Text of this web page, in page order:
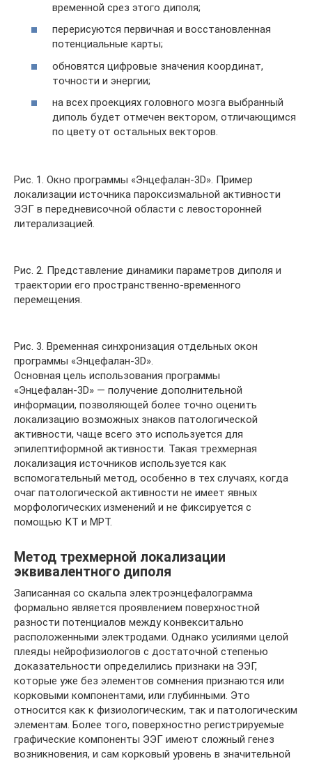
временной срез этого диполя;
перерисуются первичная и восстановленная
потенциальные карты;
обновятся цифровые значения координат,
точности и энергии;
на всех проекциях головного мозга выбранный
диполь будет отмечен вектором, отличающимся
по цвету от остальных векторов.
Рис. 1. Окно программы «Энцефалан-3D». Пример
локализации источника пароксизмальной активности
ЭЭГ в передневисочной области с левосторонней
литерализацией.
Рис. 2. Представление динамики параметров диполя и
траектории его пространственно-временного
перемещения.
Рис. 3. Временная синхронизация отдельных окон
программы «Энцефалан-3D».
Основная цель использования программы
«Энцефалан-3D» — получение дополнительной
информации, позволяющей более точно оценить
локализацию возможных знаков патологической
активности, чаще всего это используется для
эпилептиформной активности. Такая трехмерная
локализация источников используется как
вспомогательный метод, особенно в тех случаях, когда
очаг патологической активности не имеет явных
морфологических изменений и не фиксируется с
помощью КТ и МРТ.
Метод трехмерной локализации
эквивалентного диполя
Записанная со скальпа электроэнцефалограмма
формально является проявлением поверхностной
разности потенциалов между конвекситально
расположенными электродами. Однако усилиями целой
плеяды нейрофизиологов с достаточной степенью
доказательности определились признаки на ЭЭГ,
которые уже без элементов сомнения признаются или
корковыми компонентами, или глубинными. Это
относится как к физиологическим, так и патологическим
элементам. Более того, поверхностно регистрируемые
графические компоненты ЭЭГ имеют сложный генез
возникновения, и сам корковый уровень в значительной